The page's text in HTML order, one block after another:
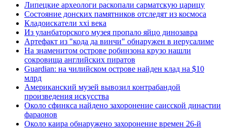
Липецкие археологи раскопали сарматскую царицу
Состояние донских памятников отследят из космоса
Кладоискатели xxi века
Из уланбаторского музея пропало яйцо динозавра
Артефакт из "кода да винчи" обнаружен в иерусалиме
На знаменитом острове робинзона крузо нашли
сокровища английских пиратов
Guardian: на чилийском острове найден клад на $10
млрд
Американский музей вывозил контрабандой
произведения искусства
Около сфинкса найдено захоронение саисской династии
фараонов
Около каира обнаружено захоронение времен 26-й